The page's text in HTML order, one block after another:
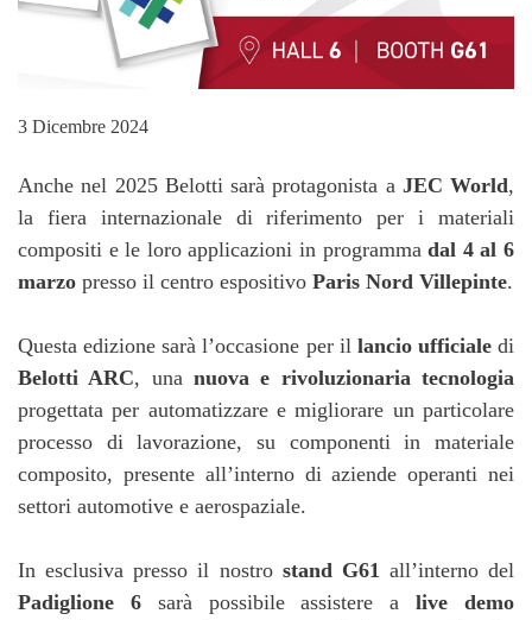
3 Dicembre 2024
Anche nel 2025 Belotti sarà protagonista a JEC World,
la fiera internazionale di riferimento per i materiali
compositi e le loro applicazioni in programmadal 4 al 6
marzo presso il centro espositivo Paris Nord Villepinte.
Questa edizione sarà l’occasione per il lancio ufficialedi
Belotti ARC, unanuova e rivoluzionaria tecnologia
progettata per automatizzare e migliorare un particolare
processo di lavorazione, su componenti in materiale
composito, presente all’interno di aziende operanti nei
settori automotive e aerospaziale.
In esclusiva presso il nostro stand G61 all’interno del
Padiglione 6sarà possibile assistere alive demo